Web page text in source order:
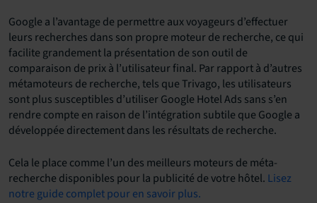
Google a l’avantage de permettre aux voyageurs d’effectuer
leurs recherches dans son propre moteur de recherche, ce qui
facilite grandement la présentation de son outil de
comparaison de prix à l’utilisateur final. Par rapport à d’autres
métamoteurs de recherche, tels que Trivago, les utilisateurs
sont plus susceptibles d’utiliser Google Hotel Ads sans s’en
rendre compte en raison de l’intégration subtile que Google a
développée directement dans les résultats de recherche.
Cela le place comme l’un des meilleurs moteurs de méta-
recherche disponibles pour la publicité de votre hôtel. Lisez
notre guide complet pour en savoir plus.